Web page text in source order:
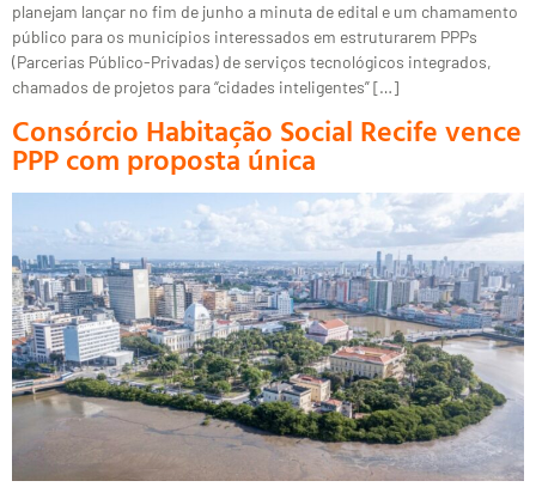
planejam lançar no fim de junho a minuta de edital e um chamamento
público para os municípios interessados em estruturarem PPPs
(Parcerias Público-Privadas) de serviços tecnológicos integrados,
chamados de projetos para “cidades inteligentes” […]
Consórcio Habitação Social Recife vence
PPP com proposta única